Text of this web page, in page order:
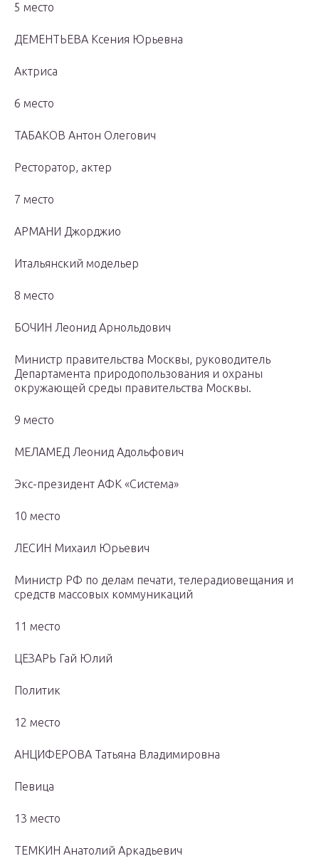
5 место
ДЕМЕНТЬЕВА Ксения Юрьевна
Актриса
6 место
ТАБАКОВ Антон Олегович
Ресторатор, актер
7 место
АРМАНИ Джорджио
Итальянский модельер
8 место
БОЧИН Леонид Арнольдович
Министр правительства Москвы, руководитель
Департамента природопользования и охраны
окружающей среды правительства Москвы.
9 место
МЕЛАМЕД Леонид Адольфович
Экс-президент АФК «Система»
10 место
ЛЕСИН Михаил Юрьевич
Министр РФ по делам печати, телерадиовещания и
средств массовых коммуникаций
11 место
ЦЕЗАРЬ Гай Юлий
Политик
12 место
АНЦИФЕРОВА Татьяна Владимировна
Певица
13 место
ТЕМКИН Анатолий Аркадьевич